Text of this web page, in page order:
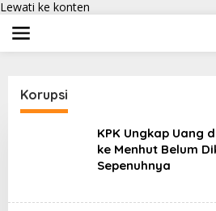
Lewati ke konten
Korupsi
KPK Ungkap Uang
ke Menhut Belum
Sepenuhnya